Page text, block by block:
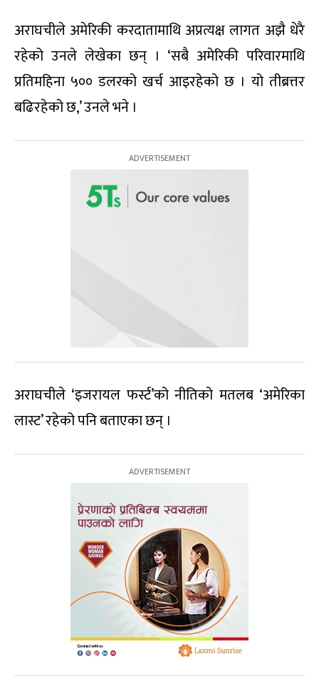
अराघचीले अमेरिकी करदातामाथि अप्रत्यक्ष लागत अझै धेरै
रहेको उनले लेखेका छन् । ‘सबै अमेरिकी परिवारमाथि
प्रतिमहिना ५०० डलरको खर्च आइरहेको छ । यो तीब्रत्तर
बढिरहेको छ,’ उनले भने ।
अराघचीले ‘इजरायल फर्स्ट’को नीतिको मतलब ‘अमेरिका
लास्ट’ रहेको पनि बताएका छन् ।